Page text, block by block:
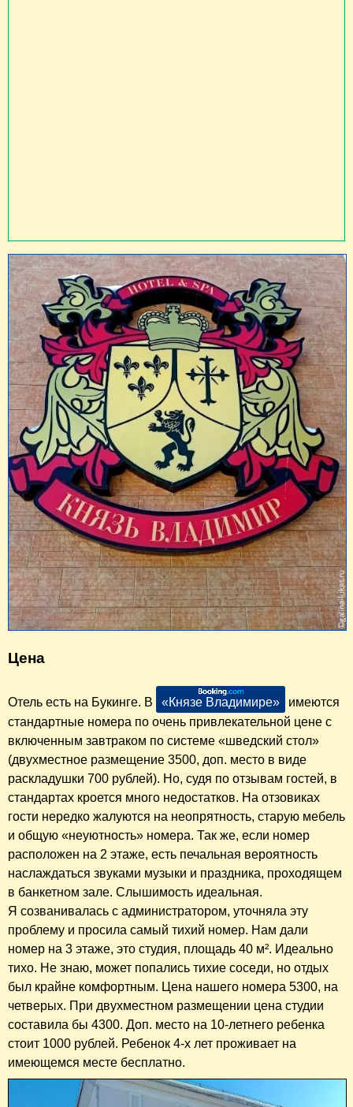
Цена
Отель есть на Букинге. В «Князе Владимире»
имеются
стандартные номера по очень привлекательной цене с
включенным завтраком по системе «шведский стол»
(двухместное размещение 3500, доп. место в виде
раскладушки 700 рублей). Но, судя по отзывам гостей, в
стандартах кроется много недостатков. На отзовиках
гости нередко жалуются на неопрятность, старую мебель
и общую «неуютность» номера. Так же, если номер
расположен на 2 этаже, есть печальная вероятность
наслаждаться звуками музыки и праздника, проходящем
в банкетном зале. Слышимость идеальная.
Я созванивалась с администратором, уточняла эту
проблему и просила самый тихий номер. Нам дали
номер на 3 этаже, это студия, площадь 40 м². Идеально
тихо. Не знаю, может попались тихие соседи, но отдых
был крайне комфортным. Цена нашего номера 5300, на
четверых. При двухместном размещении цена студии
составила бы 4300. Доп. место на 10-летнего ребенка
стоит 1000 рублей. Ребенок 4-х лет проживает на
имеющемся месте бесплатно.